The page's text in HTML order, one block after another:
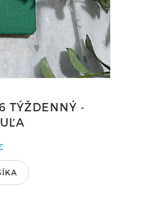
TÝŽDENNÝ -